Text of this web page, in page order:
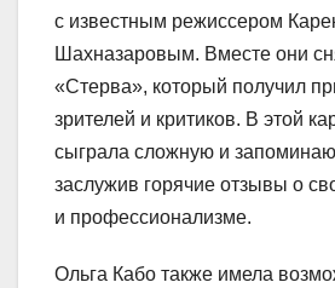
с известным режиссером
Шахназаровым. Вместе они
«Стерва», который получил
зрителей и критиков. В этой
сыграла сложную и
заслужив горячие отзывы о
и профессионализме.
Ольга Кабо также имела